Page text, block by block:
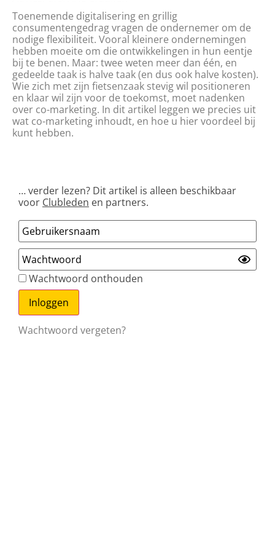
Toenemende digitalisering en grillig
consumentengedrag vragen de ondernemer om de
nodige flexibiliteit. Vooral kleinere ondernemingen
hebben moeite om die ontwikkelingen in hun eentje
bij te benen. Maar: twee weten meer dan één, en
gedeelde taak is halve taak (en dus ook halve kosten).
Wie zich met zijn fietsenzaak stevig wil positioneren
en klaar wil zijn voor de toekomst, moet nadenken
over co-marketing. In dit artikel leggen we precies uit
wat co-marketing inhoudt, en hoe u hier voordeel bij
kunt hebben.
… verder lezen? Dit artikel is alleen beschikbaar
voor Clubleden en partners.
Wachtwoord onthouden
Wachtwoord vergeten?